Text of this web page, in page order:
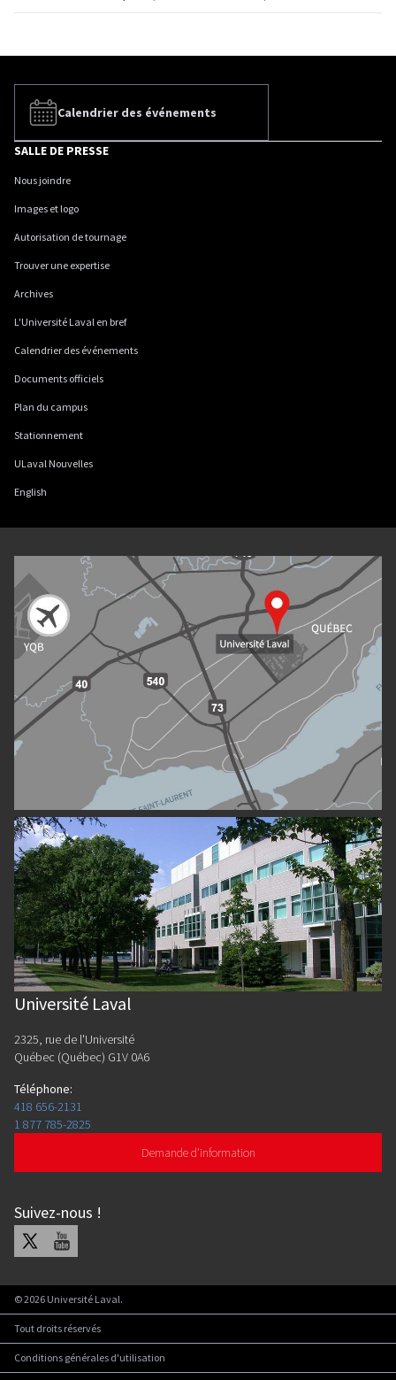
Calendrier des événements
SALLE DE PRESSE
Nous joindre
Images et logo
Autorisation de tournage
Trouver une expertise
Archives
L'Université Laval en bref
Calendrier des événements
Documents officiels
Plan du campus
Stationnement
ULaval Nouvelles
English
Université Laval
2325, rue de l'Université
Québec (Québec) G1V 0A6
Téléphone:
418 656-2131
1 877 785-2825
Demande d'information
Suivez-nous !
Youtube
©2026 Université Laval.
Tout droits réservés
Conditions générales d'utilisation